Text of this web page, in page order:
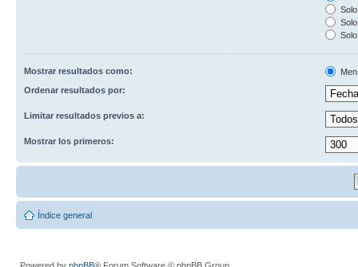
Mostrar resultados como:
Ordenar resultados por:
Limitar resultados previos a:
Mostrar los primeros:
Índice general
Powered by phpBB® Forum Software © phpBB Group